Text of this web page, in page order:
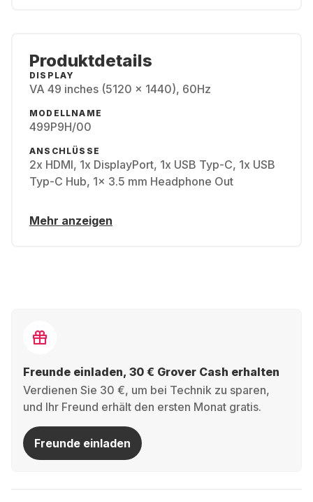
Produktdetails
DISPLAY
VA 49 inches (5120 x 1440), 60Hz
MODELLNAME
499P9H/00
ANSCHLÜSSE
2x HDMI, 1x DisplayPort, 1x USB Typ-C, 1x USB
Typ-C Hub, 1x 3.5 mm Headphone Out
Mehr anzeigen
Freunde einladen, 30 € Grover Cash erhalten
Verdienen Sie 30 €, um bei Technik zu sparen,
und Ihr Freund erhält den ersten Monat gratis.
Freunde einladen